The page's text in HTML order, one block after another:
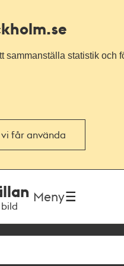
statistik och
får använda
Meny